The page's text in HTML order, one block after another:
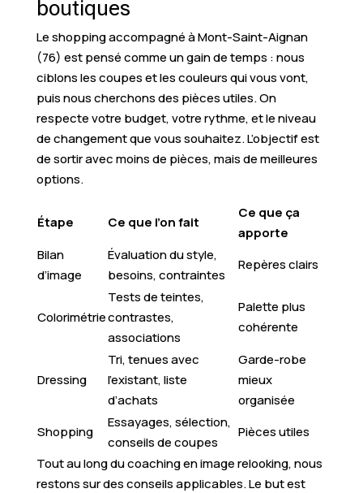
boutiques
Le shopping accompagné à Mont-Saint-Aignan
(76) est pensé comme un gain de temps : nous
ciblons les coupes et les couleurs qui vous vont,
puis nous cherchons des pièces utiles. On
respecte votre budget, votre rythme, et le niveau
de changement que vous souhaitez. L’objectif est
de sortir avec moins de pièces, mais de meilleures
options.
Étape Ce que l’on fait
Ce que ça
apporte
Bilan
d’image
Évaluation du style,
besoins, contraintes
Repères clairs
Colorimétrie
Tests de teintes,
contrastes,
associations
Palette plus
cohérente
Dressing
Tri, tenues avec
l’existant, liste
d’achats
Garde-robe
mieux
organisée
Shopping
Essayages, sélection,
conseils de coupes
Pièces utiles
Tout au long du coaching en image relooking, nous
restons sur des conseils applicables. Le but est